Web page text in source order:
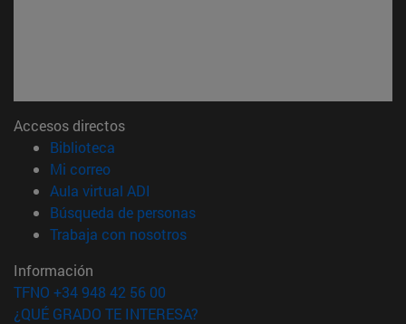
Accesos directos
Biblioteca
Mi correo(abre en nueva ventana)
Aula virtual ADI
Búsqueda de personas(abre en nueva ventana)
Trabaja con nosotros(abre en nueva ventana)
Información
TFNO +34 948 42 56 00
¿QUÉ GRADO TE INTERESA?